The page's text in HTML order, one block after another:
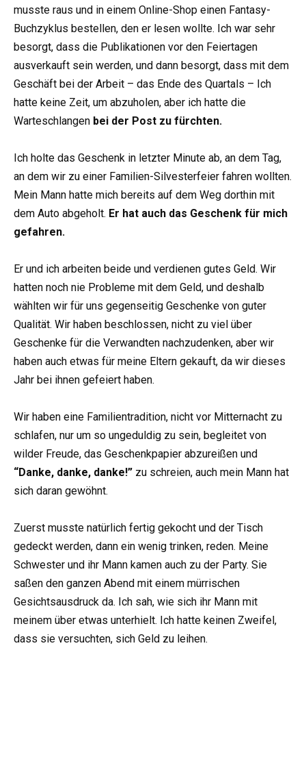
musste raus und in einem Online-Shop einen Fantasy-
Buchzyklus bestellen, den er lesen wollte. Ich war sehr
besorgt, dass die Publikationen vor den Feiertagen
ausverkauft sein werden, und dann besorgt, dass mit dem
Geschäft bei der Arbeit – das Ende des Quartals – Ich
hatte keine Zeit, um abzuholen, aber ich hatte die
Warteschlangen bei der Post zu fürchten.
Ich holte das Geschenk in letzter Minute ab, an dem Tag,
an dem wir zu einer Familien-Silvesterfeier fahren wollten.
Mein Mann hatte mich bereits auf dem Weg dorthin mit
dem Auto abgeholt. Er hat auch das Geschenk für mich
gefahren.
Er und ich arbeiten beide und verdienen gutes Geld. Wir
hatten noch nie Probleme mit dem Geld, und deshalb
wählten wir für uns gegenseitig Geschenke von guter
Qualität. Wir haben beschlossen, nicht zu viel über
Geschenke für die Verwandten nachzudenken, aber wir
haben auch etwas für meine Eltern gekauft, da wir dieses
Jahr bei ihnen gefeiert haben.
Wir haben eine Familientradition, nicht vor Mitternacht zu
schlafen, nur um so ungeduldig zu sein, begleitet von
wilder Freude, das Geschenkpapier abzureißen und
“Danke, danke, danke!” zu schreien, auch mein Mann hat
sich daran gewöhnt.
Zuerst musste natürlich fertig gekocht und der Tisch
gedeckt werden, dann ein wenig trinken, reden. Meine
Schwester und ihr Mann kamen auch zu der Party. Sie
saßen den ganzen Abend mit einem mürrischen
Gesichtsausdruck da. Ich sah, wie sich ihr Mann mit
meinem über etwas unterhielt. Ich hatte keinen Zweifel,
dass sie versuchten, sich Geld zu leihen.